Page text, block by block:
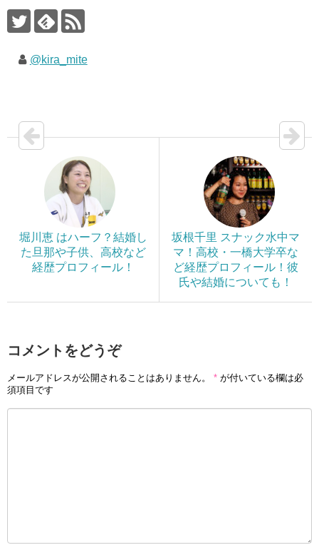
@kira_mite
堀川恵 はハーフ？結婚し
た旦那や子供、高校など
経歴プロフィール！
坂根千里 スナック水中マ
マ！高校・一橋大学卒な
ど経歴プロフィール！彼
氏や結婚についても！
コメントをどうぞ
メールアドレスが公開されることはありません。 * が付いている欄は必
須項目です